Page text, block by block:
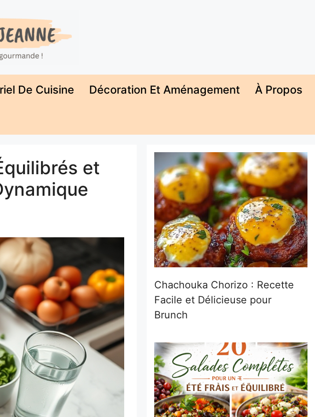
De Cuisine Décoration Et Aménagement À Propos
et
Chachouka Chorizo : Recette
Facile et Délicieuse pour
Brunch